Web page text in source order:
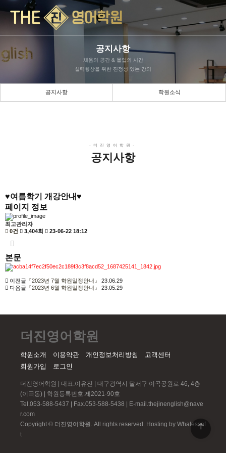
공지사항
채움의 공간 & 몰입의 시간
실력향상을 위한 진정성 있는 강의
공지사항 학원소식
공지사항
♥여름학기 개강안내♥
페이지 정보
최고관리자
0건
3,404회 23-06-22 18:12
본문
이전글 『2023년 7월 학원일정안내』
23.06.29
다음글 『2023년 6월 학원일정안내』 23.05.29
더진영어학원
학원소개 이용약관 개인정보처리방침
고객센터
회원가입
로그인
더진영어학원 | 대표.이유진 | 대구광역시 달서구 이곡공원로 46, 4층
(이곡동) | 학원등록번호.제2021-90호
Tel.053-588-5437 | Fax.053-588-5438 | E-mail.thejinenglish@nave
r.com
Copyright © 더진영어학원. All rights reserved. Hosting by Whalessof
t